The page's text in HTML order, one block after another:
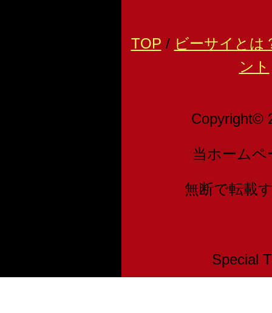
TOP / ビーサイとは
ント
Copyright©
当ホーム
無断で転載
Special